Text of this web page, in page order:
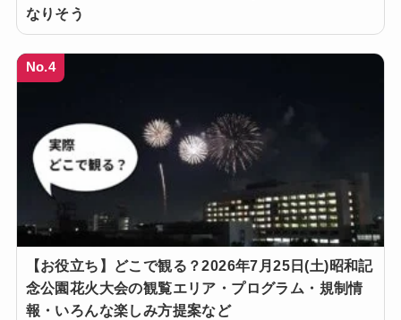
なりそう
No.4
【お役立ち】どこで観る？2026年7月25日(土)昭和記
念公園花火大会の観覧エリア・プログラム・規制情
報・いろんな楽しみ方提案など